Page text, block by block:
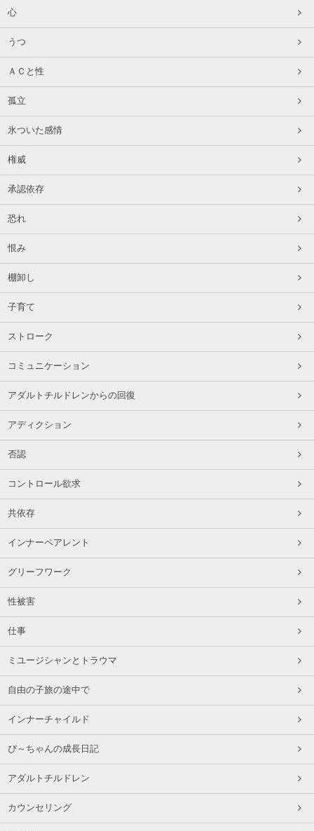
心
うつ
ＡＣと性
孤立
氷ついた感情
権威
承認依存
恐れ
恨み
棚卸し
子育て
ストローク
コミュニケーション
アダルトチルドレンからの回復
アディクション
否認
コントロール欲求
共依存
インナーペアレント
グリーフワーク
性被害
仕事
ミユージシャンとトラウマ
自由の子旅の途中で
インナーチャイルド
ぴ～ちゃんの成長日記
アダルトチルドレン
カウンセリング